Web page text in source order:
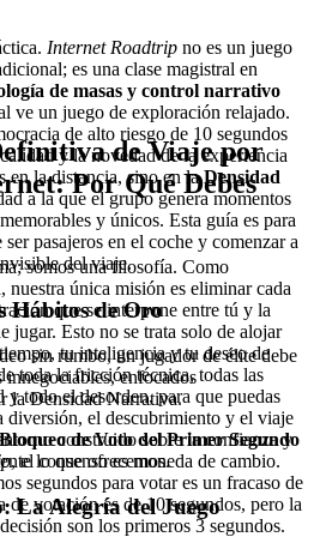
Internet Roadtrip no es un juego
es una clase magistral en
de masas y control narrativo
ve un juego de exploración relajado.
de alto riesgo de 10 segundos
y la novedad de la experiencia
en la distancia, sino en laDensidad
a la que el grupo genera momentos
y únicos. Esta guía es para
pasajeros en el coche y comenzar a
del viaje.
Hábitos de Oro
sin rumbo, un jugador de élite debe
innegociables, enfocados
la Densidad Narrativa.
de Voto del Primer Segundo
, el consenso es moneda de cambio.
segundos para votar es un fracaso de
votación es de 10 segundos, pero la
son los primeros 3 segundos.
de Viaje por
Por Qué Debes
somos una filosofía. Como
nuestra única misión es eliminar cada
que se interpone entre tú y la
jugar. Esto no se trata solo de alojar
tu inteligencia y tu deseo de
toda la fricción técnica, todas las
y todo el desorden, para que puedas
diversión, el descubrimiento y el viaje
construido sobre la confianza y
lo que ofrecemos.
La Alegría del Juego